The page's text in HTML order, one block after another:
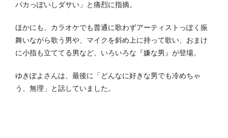
バカっぽいしダサい」と痛烈に指摘。
ほかにも、カラオケでも普通に歌わずアーティストっぽく振
舞いながら歌う男や、マイクを斜め上に持って歌い、おまけ
に小指も立ててる男など、いろいろな『嫌な男』が登場。
ゆきぽよさんは、最後に「どんなに好きな男でも冷めちゃ
う、無理」と話していました。